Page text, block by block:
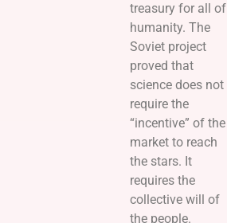
treasury for all of
humanity. The
Soviet project
proved that
science does not
require the
“incentive” of the
market to reach
the stars. It
requires the
collective will of
the people.